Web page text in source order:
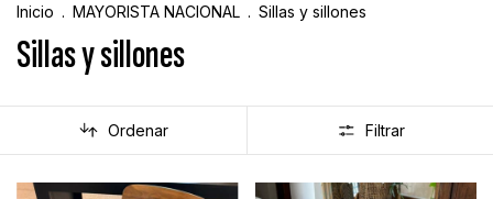
Inicio . MAYORISTA NACIONAL . Sillas y sillones
Sillas y sillones
Ordenar Filtrar